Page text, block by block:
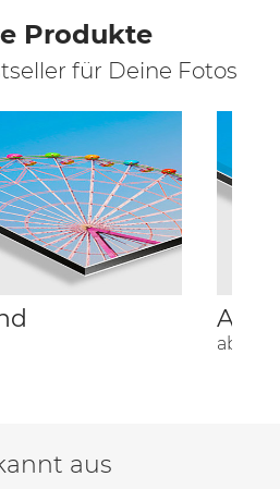
Produkte
für Deine Fotos
ab
aus